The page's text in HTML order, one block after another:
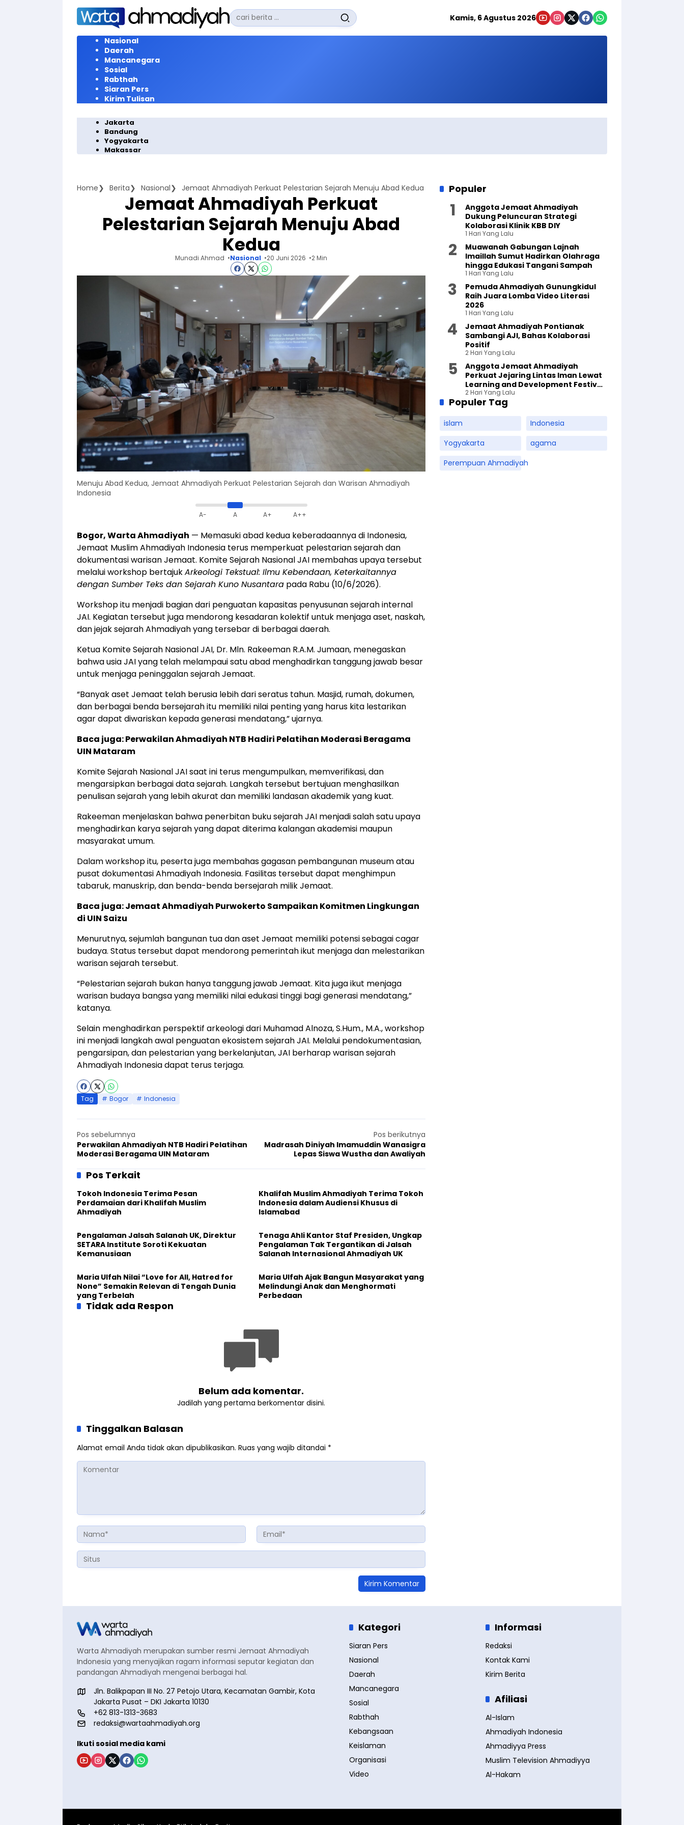
Langsung
konten
Pencarian
untuk:
Kamis, 6 Agustus 2026
Nasional
Daerah
Mancanegara
Sosial
Rabthah
Siaran Pers
Kirim Tulisan
Jakarta
Bandung
Yogyakarta
Makassar
Home Berita Nasional Jemaat Ahmadiyah Perkuat Pelestarian Sejarah Menuju Abad Kedua
Jemaat Ahmadiyah Perkuat
Pelestarian Sejarah Menuju Abad
Kedua
Munadi Ahmad Nasional 20 Juni 2026 2 Min
Menuju Abad Kedua, Jemaat Ahmadiyah Perkuat Pelestarian Sejarah dan Warisan Ahmadiyah
Indonesia
A- A A+ A++
Bogor, Warta Ahmadiyah — Memasuki abad kedua keberadaannya di Indonesia,
Jemaat Muslim Ahmadiyah Indonesia terus memperkuat pelestarian sejarah dan
dokumentasi warisan Jemaat. Komite Sejarah Nasional JAI membahas upaya tersebut
melalui workshop bertajukArkeologi Tekstual: Ilmu Kebendaan, Keterkaitannya
dengan Sumber Teks dan Sejarah Kuno Nusantara pada Rabu (10/6/2026).
Workshop itu menjadi bagian dari penguatan kapasitas penyusunan sejarah internal
JAI. Kegiatan tersebut juga mendorong kesadaran kolektif untuk menjaga aset, naskah,
dan jejak sejarah Ahmadiyah yang tersebar di berbagai daerah.
Ketua Komite Sejarah Nasional JAI, Dr. Mln. Rakeeman R.A.M. Jumaan, menegaskan
bahwa usia JAI yang telah melampaui satu abad menghadirkan tanggung jawab besar
untuk menjaga peninggalan sejarah Jemaat.
“Banyak aset Jemaat telah berusia lebih dari seratus tahun. Masjid, rumah, dokumen,
dan berbagai benda bersejarah itu memiliki nilai penting yang harus kita lestarikan
agar dapat diwariskan kepada generasi mendatang,” ujarnya.
Baca juga:Perwakilan Ahmadiyah NTB Hadiri Pelatihan Moderasi Beragama
UIN Mataram
Komite Sejarah Nasional JAI saat ini terus mengumpulkan, memverifikasi, dan
mengarsipkan berbagai data sejarah. Langkah tersebut bertujuan menghasilkan
penulisan sejarah yang lebih akurat dan memiliki landasan akademik yang kuat.
Rakeeman menjelaskan bahwa penerbitan buku sejarah JAI menjadi salah satu upaya
menghadirkan karya sejarah yang dapat diterima kalangan akademisi maupun
masyarakat umum.
Dalam workshop itu, peserta juga membahas gagasan pembangunan museum atau
pusat dokumentasi Ahmadiyah Indonesia. Fasilitas tersebut dapat menghimpun
tabaruk, manuskrip, dan benda-benda bersejarah milik Jemaat.
Baca juga:Jemaat Ahmadiyah Purwokerto Sampaikan Komitmen Lingkungan
di UIN Saizu
Menurutnya, sejumlah bangunan tua dan aset Jemaat memiliki potensi sebagai cagar
budaya. Status tersebut dapat mendorong pemerintah ikut menjaga dan melestarikan
warisan sejarah tersebut.
“Pelestarian sejarah bukan hanya tanggung jawab Jemaat. Kita juga ikut menjaga
warisan budaya bangsa yang memiliki nilai edukasi tinggi bagi generasi mendatang,”
katanya.
Selain menghadirkan perspektif arkeologi dari Muhamad Alnoza, S.Hum., M.A., workshop
ini menjadi langkah awal penguatan ekosistem sejarah JAI. Melalui pendokumentasian,
pengarsipan, dan pelestarian yang berkelanjutan, JAI berharap warisan sejarah
Ahmadiyah Indonesia dapat terus terjaga.
Tag Bogor Indonesia
Pos sebelumnya
Perwakilan Ahmadiyah NTB Hadiri Pelatihan
Moderasi Beragama UIN Mataram
Pos berikutnya
Madrasah Diniyah Imamuddin Wanasigra
Lepas Siswa Wustha dan Awaliyah
Pos Terkait
Tokoh Indonesia Terima Pesan
Perdamaian dari Khalifah Muslim
Ahmadiyah
Khalifah Muslim Ahmadiyah Terima Tokoh
Indonesia dalam Audiensi Khusus di
Islamabad
Pengalaman Jalsah Salanah UK, Direktur
SETARA Institute Soroti Kekuatan
Kemanusiaan
Tenaga Ahli Kantor Staf Presiden, Ungkap
Pengalaman Tak Tergantikan di Jalsah
Salanah Internasional Ahmadiyah UK
Maria Ulfah Nilai “Love for All, Hatred for
None” Semakin Relevan di Tengah Dunia
yang Terbelah
Maria Ulfah Ajak Bangun Masyarakat yang
Melindungi Anak dan Menghormati
Perbedaan
Tidak ada Respon
Belum ada komentar.
Jadilah yang pertama berkomentar disini.
Tinggalkan Balasan
Alamat email Anda tidak akan dipublikasikan. Ruas yang wajib ditandai *
Populer
Anggota Jemaat Ahmadiyah
Dukung Peluncuran Strategi
Kolaborasi Klinik KBB DIY
1 Hari Yang Lalu
Muawanah Gabungan Lajnah
Imaillah Sumut Hadirkan Olahraga
hingga Edukasi Tangani Sampah
1 Hari Yang Lalu
Pemuda Ahmadiyah Gunungkidul
Raih Juara Lomba Video Literasi
2026
1 Hari Yang Lalu
Jemaat Ahmadiyah Pontianak
Sambangi AJI, Bahas Kolaborasi
Positif
2 Hari Yang Lalu
Anggota Jemaat Ahmadiyah
Perkuat Jejaring Lintas Iman Lewat
Learning and Development Festival
di Yogyakarta
2 Hari Yang Lalu
Populer Tag
islam
Indonesia
Yogyakarta
agama
Perempuan Ahmadiyah
Warta Ahmadiyah merupakan sumber resmi Jemaat Ahmadiyah
Indonesia yang menyajikan ragam informasi seputar kegiatan dan
pandangan Ahmadiyah mengenai berbagai hal.
Jln. Balikpapan III No. 27 Petojo Utara, Kecamatan Gambir, Kota
Jakarta Pusat – DKI Jakarta 10130
+62 813-1313-3683
redaksi@wartaahmadiyah.org
Ikuti sosial media kami
Kategori
Siaran Pers
Nasional
Daerah
Mancanegara
Sosial
Rabthah
Kebangsaan
Keislaman
Organisasi
Video
Informasi
Redaksi
Kontak Kami
Kirim Berita
Afiliasi
Al-Islam
Ahmadiyah Indonesia
Ahmadiyya Press
Muslim Television Ahmadiyya
Al-Hakam